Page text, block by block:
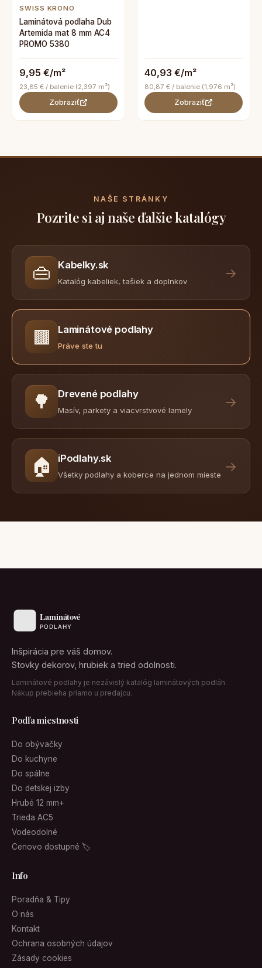
SWISS KRONO
Laminátová podlaha Dub
Artemida mat 8 mm AC4
PROMO 5380
9,95 €/m²
23,85 € / balenie (2,397 m²)
Zobraziť
40,93 €/m²
80,87 € / balenie (1,976 m²)
Zobraziť
NAŠE STRÁNKY
Pozrite si aj naše ďalšie katalógy
👜 Kabelky.sk
Katalóg kabeliek, tašiek a doplnkov
→
🟫 Laminátové podlahy
Práve ste tu
🌳 Drevené podlahy
Masív, parkety a viacvrstvové lamely
→
🏠 iPodlahy.sk
Všetky podlahy a koberce na jednom mieste
→
Inšpirácia pre váš domov.
Stovky dekorov, hrubiek a tried odolnosti.
Laminátové podlahy je nezávislý katalóg laminátových podláh.
Nákup prebieha priamo u predajcu.
Podľa miestnosti
Do obývačky
Do kuchyne
Do spálne
Do detskej izby
Hrubé 12 mm+
Trieda AC5
Vodeodolné
Cenovo dostupné 🏷
Info
Poradňa & Tipy
O nás
Kontakt
Ochrana osobných údajov
Zásady cookies